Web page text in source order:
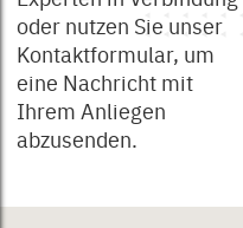
oder nutzen Sie unser
Kontaktformular, um
eine Nachricht mit
Ihrem Anliegen
abzusenden.